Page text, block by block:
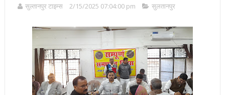
सुल्तानपुर टाइम्स 2/15/2025 07:04:00 pm सुलतानपुर